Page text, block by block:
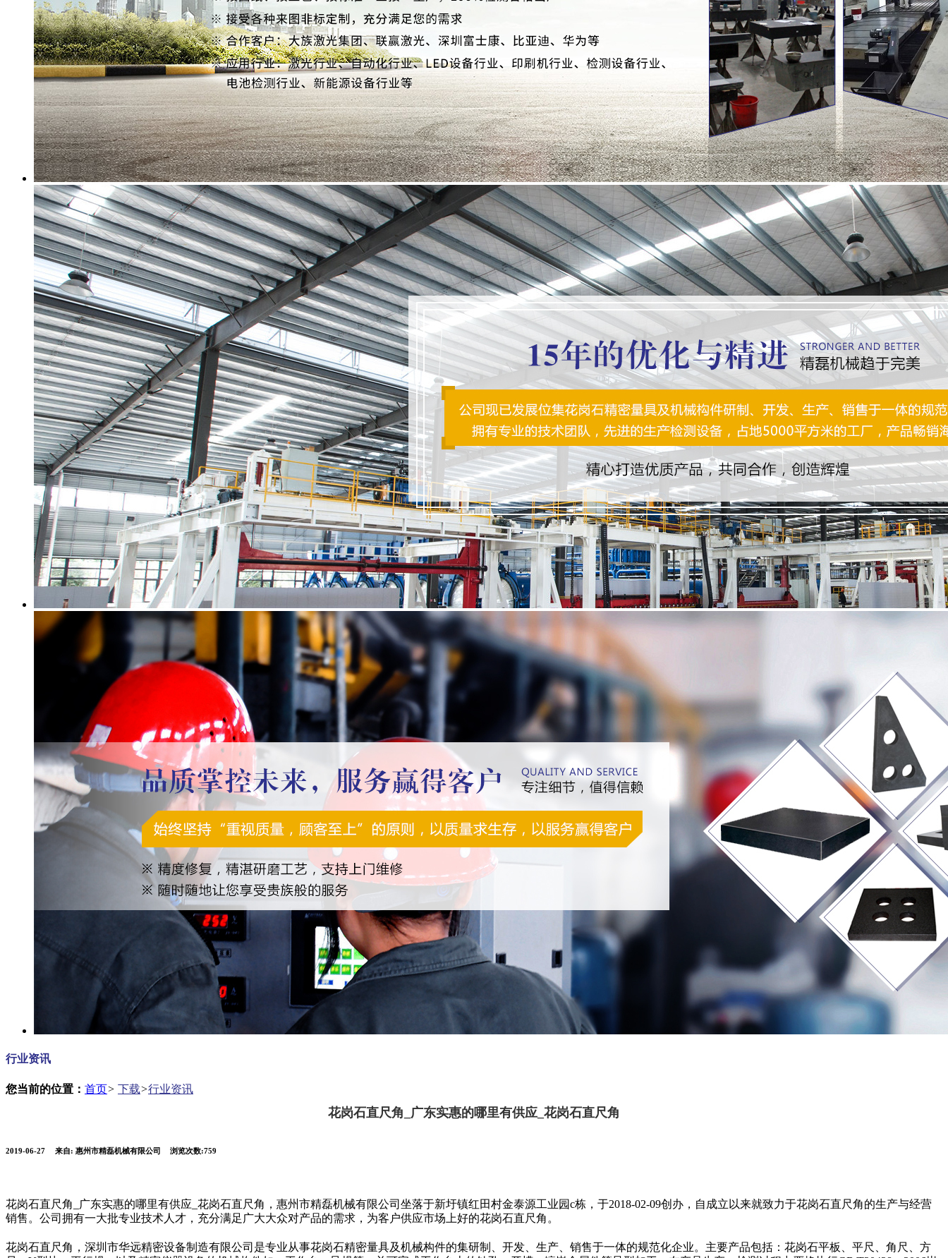
行业资讯
您当前的位置： 首页> 下载>行业资讯
花岗石直尺角_广东实惠的哪里有供应_花岗石直尺角
2019-06-27 来自: 惠州市精磊机械有限公司 浏览次数:759
花岗石直尺角_广东实惠的哪里有供应_花岗石直尺角，惠州市精磊机械有限公司坐落于新圩镇红田村金泰源工业园c栋，于2018-02-09创办，自成立以来就致力于花岗石直尺角的生产与经营
销售。公司拥有一大批专业技术人才，充分满足广大大众对产品的需求，为客户供应市场上好的花岗石直尺角。
花岗石直尺角，深圳市华远精密设备制造有限公司是专业从事花岗石精密量具及机械构件的集研制、开发、生产、销售于一体的规范化企业。主要产品包括：花岗石平板、平尺、角尺、方